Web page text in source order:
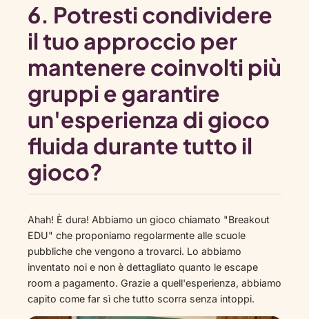
6. Potresti condividere
il tuo approccio per
mantenere coinvolti più
gruppi e garantire
un'esperienza di gioco
fluida durante tutto il
gioco?
Ahah! È dura! Abbiamo un gioco chiamato "Breakout
EDU" che proponiamo regolarmente alle scuole
pubbliche che vengono a trovarci. Lo abbiamo
inventato noi e non è dettagliato quanto le escape
room a pagamento. Grazie a quell'esperienza, abbiamo
capito come far sì che tutto scorra senza intoppi.